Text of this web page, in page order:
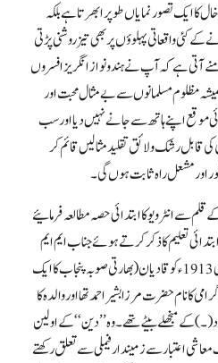
کا ایک تصور نمایاں طوپر ابھرتا ہے بلکہ
کئی واقعاتی پہلوؤں پر بھی تیز روشنی پڑتی
آتی ہے کہ آپ نے ہندو نواز انگریز افسروں
مظلوم مسلمانوں سے بے مثال محبت اور
موقع اپنے ہاتھ سے جانے نہیں دیا اور سب
قابل رشک ولائق تقلید مثالیں قائم کر
اور مشعل راہ ثابت ہوں گی۔
سے انٹرویو کا ابتدائی حصہ مطالعہ فرمائیے
تعلیم کاذکر کرتے ہوئے جناب ایم ایم
احمدنے بتایا: ’’میری پیدائش 28فروری 1913ء کو قادیان (بھارتی صوبہ پنجاب کا ایک
نام حضرت مرزا بشیر احمد تھا اور والدہ کا
کے منجھلے بیٹے تھے۔ وہ ’’دین‘‘ کے اولین
اعتبار سے زمیندار فیملی سے تعلق رکھتے